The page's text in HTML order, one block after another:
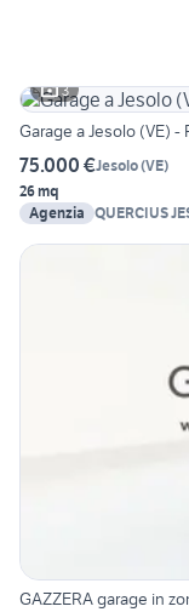
3
Garage a Jesolo (VE) -
75.000 €Jesolo(VE)
26 mq
Agenzia QUERCIUS
GAZZERA garage in